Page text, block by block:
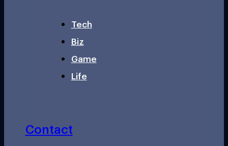
Tech
Biz
Game
Life
Contact